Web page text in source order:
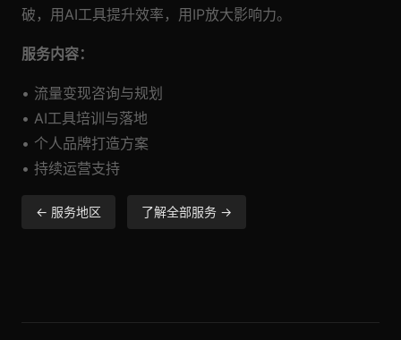
破，用AI工具提升效率，用IP放大影响力。
服务内容：
• 流量变现咨询与规划
• AI工具培训与落地
• 个人品牌打造方案
• 持续运营支持
← 服务地区 了解全部服务 →